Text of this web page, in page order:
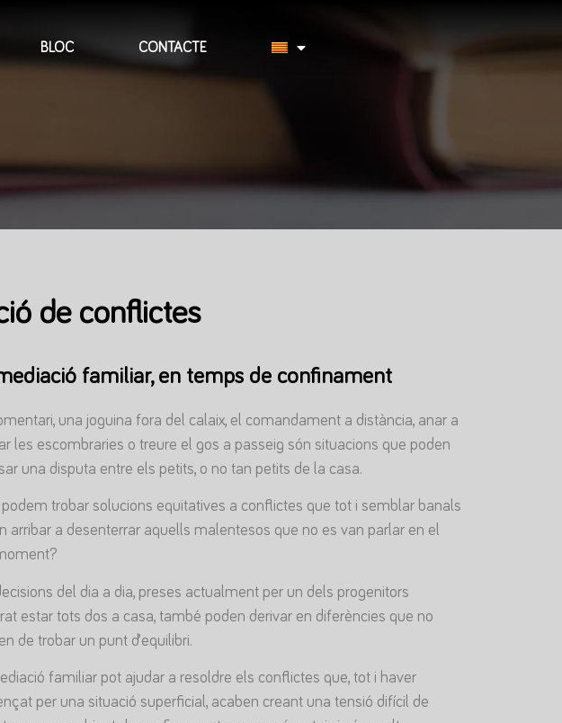
BLOC CONTACTE
de conflictes
familiar, en temps de confinament
una joguina fora del calaix, el comandament a distància, anar a
les escombraries o treure el gos a passeig són situacions que poden
una disputa entre els petits, o no tan petits de la casa.
trobar solucions equitatives a conflictes que tot i semblar banals
arribar a desenterrar aquells malentesos que no es van parlar en el
del dia a dia, preses actualment per un dels progenitors
estar tots dos a casa, també poden derivar en diferències que no
de trobar un punt d’equilibri.
familiar pot ajudar a resoldre els conflictes que, tot i haver
per una situació superficial, acaben creant una tensió difícil de